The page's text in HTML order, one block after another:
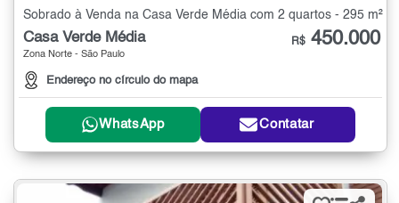
Sobrado à Venda na Casa Verde Média com 2 quartos - 295 m²
Casa Verde Média
Zona Norte - São Paulo
Endereço no círculo do mapa
R$ 450.000
WhatsApp Contatar